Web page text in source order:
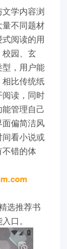
学内容浏
不同题材
阅读的用
园、玄
，用户能
比传统纸
读，同时
管理自己
偏简洁风
看小说或
错的体
选推荐书
口。